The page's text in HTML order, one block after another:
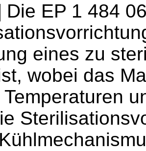
Die EP 1 484
eines zu
wobei das
Temperaturen